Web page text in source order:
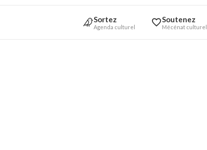
Sortez
Agenda culturel
Soutenez
Mécénat culturel